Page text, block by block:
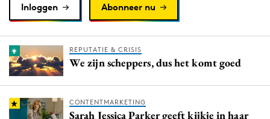
Programmatic
Reputatie & crisis
Inloggen Abonneer nu
REPUTATIE & CRISIS
We zijn scheppers, dus het komt goed
CONTENTMARKETING
Sarah Jessica Parker geeft kijkje in haar